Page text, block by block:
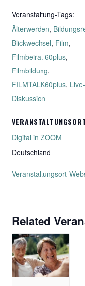
Veranstaltung-Tags:
Älterwerden,
Blickwechsel, Film,
Filmbeirat 60plus,
Filmbildung,
FILMTALK60plus, Live-
Diskussion
VERANSTALTUNGSORT
Digital in ZOOM
Deutschland
Veranstaltungsort-
Related